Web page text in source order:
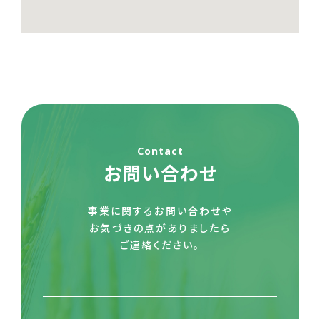
Contact
お問い合わせ
事業に関するお問い合わせや
お気づきの点がありましたら
ご連絡ください。